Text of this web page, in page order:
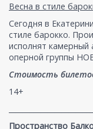
Весна в стиле
Сегодня в
стиле барокко.
исполнят камерный
оперной группы
Стоимость
14+
Пространство